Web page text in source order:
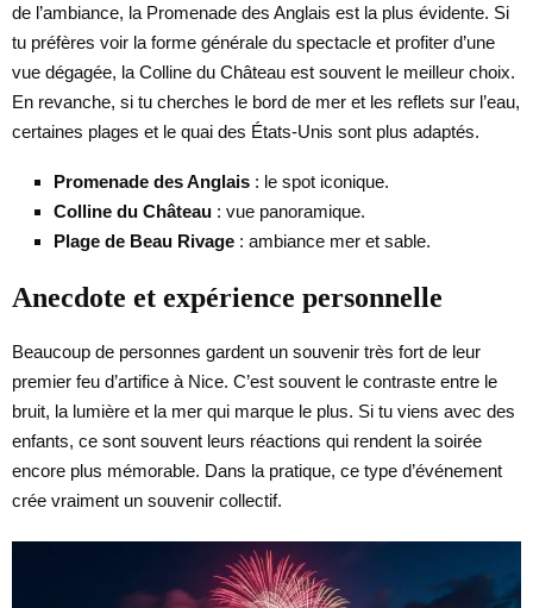
de l’ambiance, la Promenade des Anglais est la plus évidente. Si
tu préfères voir la forme générale du spectacle et profiter d’une
vue dégagée, la Colline du Château est souvent le meilleur choix.
En revanche, si tu cherches le bord de mer et les reflets sur l’eau,
certaines plages et le quai des États-Unis sont plus adaptés.
Promenade des Anglais : le spot iconique.
Colline du Château : vue panoramique.
Plage de Beau Rivage : ambiance mer et sable.
Anecdote et expérience personnelle
Beaucoup de personnes gardent un souvenir très fort de leur
premier feu d’artifice à Nice. C’est souvent le contraste entre le
bruit, la lumière et la mer qui marque le plus. Si tu viens avec des
enfants, ce sont souvent leurs réactions qui rendent la soirée
encore plus mémorable. Dans la pratique, ce type d’événement
crée vraiment un souvenir collectif.